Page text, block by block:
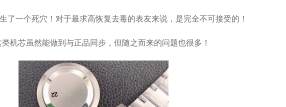
了一个死穴！对于最求高恢复去毒的表友来说，是完全不可接受的！
机芯虽然能做到与正品同步，但随之而来的问题也很多！